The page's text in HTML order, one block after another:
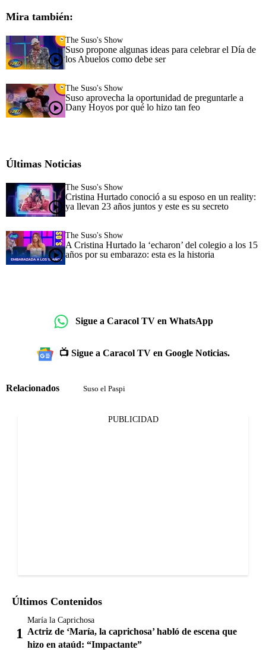
Mira también:
The Suso's Show
Suso propone algunas ideas para celebrar el Día de
los Abuelos como debe ser
The Suso's Show
Suso aprovecha la oportunidad de preguntarle a
Dany Hoyos por qué lo hizo tan feo
Últimas Noticias
The Suso's Show
Cristina Hurtado conoció a su esposo en un reality:
ya llevan 23 años juntos y este es su secreto
The Suso's Show
A Cristina Hurtado la ‘echaron’ del colegio a los 15
años por su embarazo: esta es la historia
Sigue a Caracol TV en WhatsApp
📺 Sigue a Caracol TV en Google Noticias.
Relacionados Suso el Paspi
PUBLICIDAD
Últimos Contenidos
María la Caprichosa
Actriz de ‘María, la caprichosa’ habló de escena que
hizo en ataúd: “Impactante”